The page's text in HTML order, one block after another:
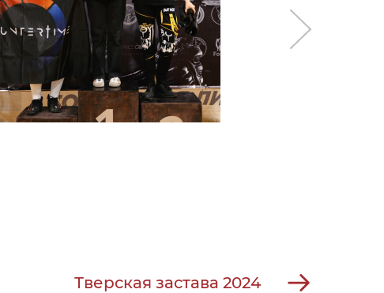
Тверская застава 2024